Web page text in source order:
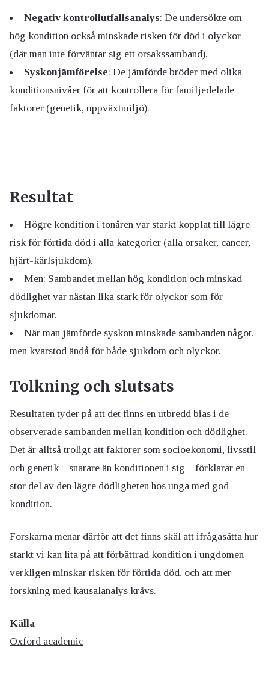
Negativ kontrollutfallsanalys: De undersökte om
hög kondition också minskade risken för död i olyckor
(där man inte förväntar sig ett orsakssamband).
Syskonjämförelse: De jämförde bröder med olika
konditionsnivåer för att kontrollera för familjedelade
faktorer (genetik, uppväxtmiljö).
Resultat
Högre kondition i tonåren var starkt kopplat till lägre
risk för förtida död i alla kategorier (alla orsaker, cancer,
hjärt-kärlsjukdom).
Men: Sambandet mellan hög kondition och minskad
dödlighet var nästan lika stark för olyckor som för
sjukdomar.
När man jämförde syskon minskade sambanden något,
men kvarstod ändå för både sjukdom och olyckor.
Tolkning och slutsats
Resultaten tyder på att det finns en utbredd bias i de
observerade sambanden mellan kondition och dödlighet.
Det är alltså troligt att faktorer som socioekonomi, livsstil
och genetik – snarare än konditionen i sig – förklarar en
stor del av den lägre dödligheten hos unga med god
kondition.
Forskarna menar därför att det finns skäl att ifrågasätta hur
starkt vi kan lita på att förbättrad kondition i ungdomen
verkligen minskar risken för förtida död, och att mer
forskning med kausalanalys krävs.
Källa
Oxford academic